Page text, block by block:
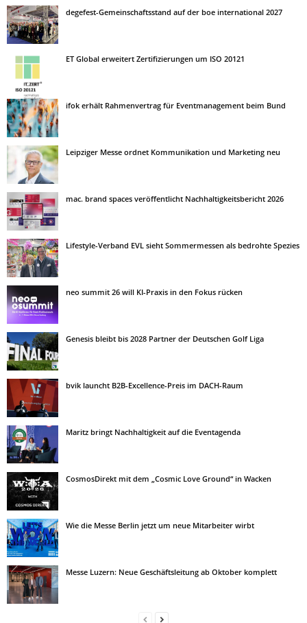
degefest-Gemeinschaftsstand auf der boe international 2027
ET Global erweitert Zertifizierungen um ISO 20121
ifok erhält Rahmenvertrag für Eventmanagement beim Bund
Leipziger Messe ordnet Kommunikation und Marketing neu
mac. brand spaces veröffentlicht Nachhaltigkeitsbericht 2026
Lifestyle-Verband EVL sieht Sommermessen als bedrohte Spezies
neo summit 26 will KI-Praxis in den Fokus rücken
Genesis bleibt bis 2028 Partner der Deutschen Golf Liga
bvik launcht B2B-Excellence-Preis im DACH-Raum
Maritz bringt Nachhaltigkeit auf die Eventagenda
CosmosDirekt mit dem „Cosmic Love Ground“ in Wacken
Wie die Messe Berlin jetzt um neue Mitarbeiter wirbt
Messe Luzern: Neue Geschäftsleitung ab Oktober komplett